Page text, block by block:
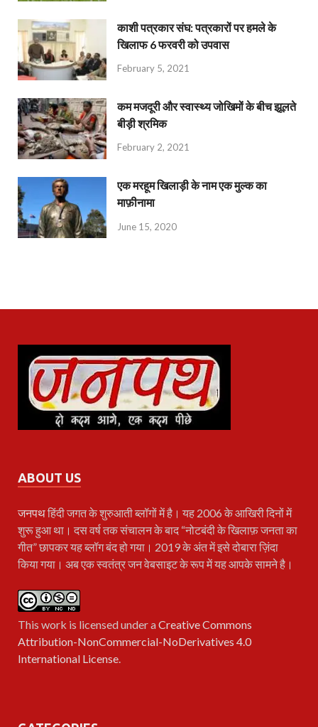
काशी पत्रकार संघ: पत्रकारों पर हमले के
खिलाफ 6 फरवरी को उपवास
February 5, 2021
कम मजदूरी और स्वास्थ्य जोखिमों के बीच झूलते
बीड़ी श्रमिक
February 2, 2021
एक मरहूम खिलाड़ी के नाम एक मुल्क का
माफ़ीनामा
June 15, 2020
ABOUT US
जनपथहिंदी जगत के शुरुआती ब्लॉगों में है। यह 2006 के आखिरी दिनों में
शुरू हुआ था। दस वर्ष तक संचालन के बाद “नोटबंदी के खिलाफ़ जनता का
गीत” छापकर यह ब्लॉग बंद हो गया। 2019 के अंत में इसे दोबारा ज़िंदा
किया गया। अब एक स्वतंत्र जन वेबसाइट के रूप में यह आपके सामने है।
This work is licensed under aCreative Commons
Attribution-NonCommercial-NoDerivatives 4.0
International License.